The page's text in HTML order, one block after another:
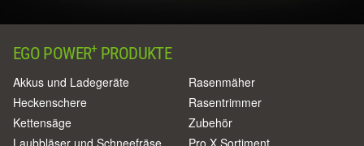
EGO POWER+PRODUKTE
Akkus und Ladegeräte
Heckenschere
Kettensäge
Laubbläser und Schneefräse
Rasenmäher
Rasentrimmer
Zubehör
Pro X Sortiment